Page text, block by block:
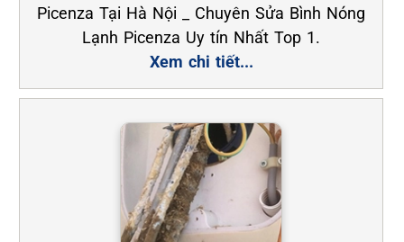
Picenza Tại Hà Nội _ Chuyên Sửa Bình Nóng
Lạnh Picenza Uy tín Nhất Top 1.
Xem chi tiết...